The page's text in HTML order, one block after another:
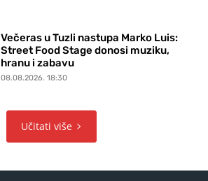
Večeras u Tuzli nastupa Marko Luis:
Street Food Stage donosi muziku,
hranu i zabavu
08.08.2026. 18:30
Učitati više